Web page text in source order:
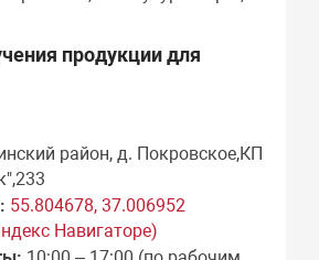
продукции для
район, д. Покровское,КП
55.804678, 37.006952
Навигаторе)